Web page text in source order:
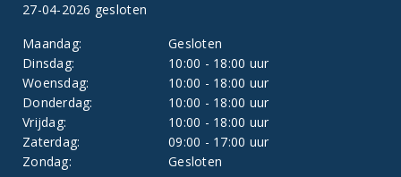
27-04-2026 gesloten
Maandag:
Gesloten
Dinsdag:
10:00 - 18:00 uur
Woensdag:
10:00 - 18:00 uur
Donderdag:
10:00 - 18:00 uur
Vrijdag:
10:00 - 18:00 uur
Zaterdag:
09:00 - 17:00 uur
Zondag:
Gesloten